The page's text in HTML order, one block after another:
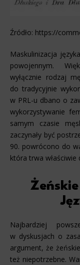
Źródło: https://
Maskulinizacja
powojennym.
wyłącznie rodzaj
do tradycyjnie
w PRL-u dbano o
wykorzystywanie
samym czasie
zaczynały być
90. powrócono do
która trwa właściwie
Najbardziej
w dyskusjach o
argument, że
też niepotrzebne.